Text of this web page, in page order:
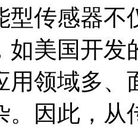
型传感器不
如美国开
用领域多
。因此，从